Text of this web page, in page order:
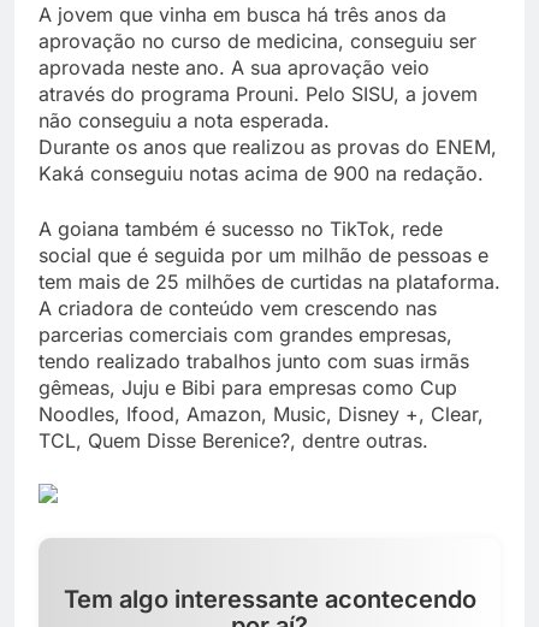
A jovem que vinha em busca há três anos da
aprovação no curso de medicina, conseguiu ser
aprovada neste ano. A sua aprovação veio
através do programa Prouni. Pelo SISU, a jovem
não conseguiu a nota esperada.
Durante os anos que realizou as provas do ENEM,
Kaká conseguiu notas acima de 900 na redação.
A goiana também é sucesso no TikTok, rede
social que é seguida por um milhão de pessoas e
tem mais de 25 milhões de curtidas na plataforma.
A criadora de conteúdo vem crescendo nas
parcerias comerciais com grandes empresas,
tendo realizado trabalhos junto com suas irmãs
gêmeas, Juju e Bibi para empresas como Cup
Noodles, Ifood, Amazon, Music, Disney +, Clear,
TCL, Quem Disse Berenice?, dentre outras.
Tem algo interessante acontecendo